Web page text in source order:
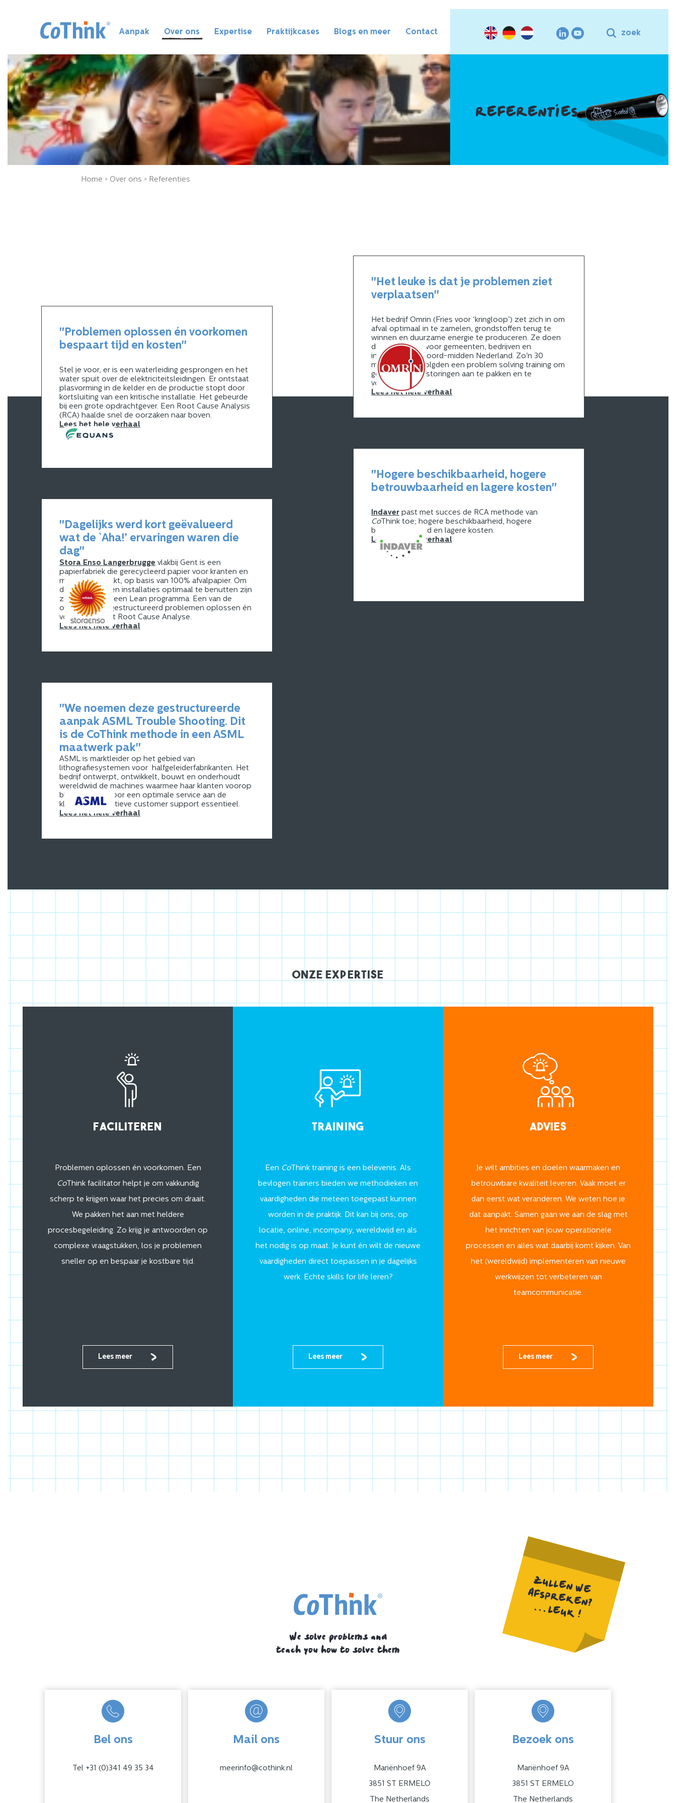
Aanpak Over ons Expertise Praktijkcases Blogs en meer Contact zoek
REFERENTIES
Home > Over ons > Referenties
"Problemen oplossen én voorkomen
bespaart tijd en kosten"
Stel je voor, er is een waterleiding gesprongen en het
water spuit over de elektriciteitsleidingen. Er ontstaat
plasvorming in de kelder en de productie stopt door
kortsluiting van een kritische installatie. Het gebeurde
bij een grote opdrachtgever. Een Root Cause Analysis
(RCA) haalde snel de oorzaken naar boven.
Lees het hele verhaal
"Het leuke is dat je problemen ziet
verplaatsen"
Het bedrijf Omrin (Fries voor ‘kringloop’) zet zich in om
afval optimaal in te zamelen, grondstoffen terug te
winnen en duurzame energie te produceren. Ze doen
dit met succes voor gemeenten, bedrijven en
instellingen in noord-midden Nederland. Zo'n 30
medewerkers volgden een problem solving training om
gestructureerd storingen aan te pakken en te
voorkomen.
Lees het hele verhaal
"Dagelijks werd kort geëvalueerd
wat de `Aha!’ ervaringen waren die
dag"
Stora Enso Langerbrugge vlakbij Gent is een
papierfabriek die gerecycleerd papier voor kranten en
magazines maakt, op basis van 100% afvalpapier. Om
de processen en installaties optimaal te benutten zijn
ze gestart met een Lean programma. Een van de
onderdelen is gestructureerd problemen oplossen én
voorkomen met Root Cause Analyse.
Lees het hele verhaal
"Hogere beschikbaarheid, hogere
betrouwbaarheid en lagere kosten"
Indaver past met succes de RCA methode van
CoThink toe; hogere beschikbaarheid, hogere
betrouwbaarheid en lagere kosten.
Lees het hele verhaal
"We noemen deze gestructureerde
aanpak ASML Trouble Shooting. Dit
is de CoThink methode in een ASML
maatwerk pak"
ASML is marktleider op het gebied van
lithografiesystemen voor halfgeleiderfabrikanten. Het
bedrijf ontwerpt, ontwikkelt, bouwt en onderhoudt
wereldwijd de machines waarmee haar klanten voorop
blijven lopen. Voor een optimale service aan de
klanten, is effectieve customer support essentieel.
Lees het hele verhaal
Onze expertise
Faciliteren
Problemen oplossen én voorkomen. Een
CoThink facilitator helpt je om vakkundig
scherp te krijgen waar het precies om draait.
We pakken het aan met heldere
procesbegeleiding. Zo krijg je antwoorden op
complexe vraagstukken, los je problemen
sneller op en bespaar je kostbare tijd.
Lees meer
Training
Een CoThink training is een belevenis. Als
bevlogen trainers bieden we methodieken en
vaardigheden die meteen toegepast kunnen
worden in de praktijk. Dit kan bij ons, op
locatie, online, incompany, wereldwijd en als
het nodig is op maat. Je kunt én wilt de nieuwe
vaardigheden direct toepassen in je dagelijks
werk. Echte skills for life leren?
Lees meer
Advies
Je wilt ambities en doelen waarmaken en
betrouwbare kwaliteit leveren. Vaak moet er
dan eerst wat veranderen. We weten hoe je
dat aanpakt. Samen gaan we aan de slag met
het inrichten van jouw operationele
processen en alles wat daarbij komt kijken. Van
het (wereldwijd) implementeren van nieuwe
werkwijzen tot verbeteren van
teamcommunicatie.
Lees meer
We solve problems and
teach you how to solve them
ZULLEN WE
AFSPREKEN?
. . . LEUK !
Bel ons
Tel +31 (0)341 49 35 34
Mail ons
meerinfo@cothink.nl
Stuur ons
Mariënhoef 9A
3851 ST ERMELO
The Netherlands
Bezoek ons
Mariënhoef 9A
3851 ST ERMELO
The Netherlands